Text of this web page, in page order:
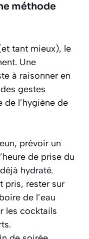
méthode
tant mieux), le
Une
à raisonner en
gestes
de l’hygiène de
prévoir un
de prise du
hydraté.
pris, rester sur
de l’eau
les cocktails